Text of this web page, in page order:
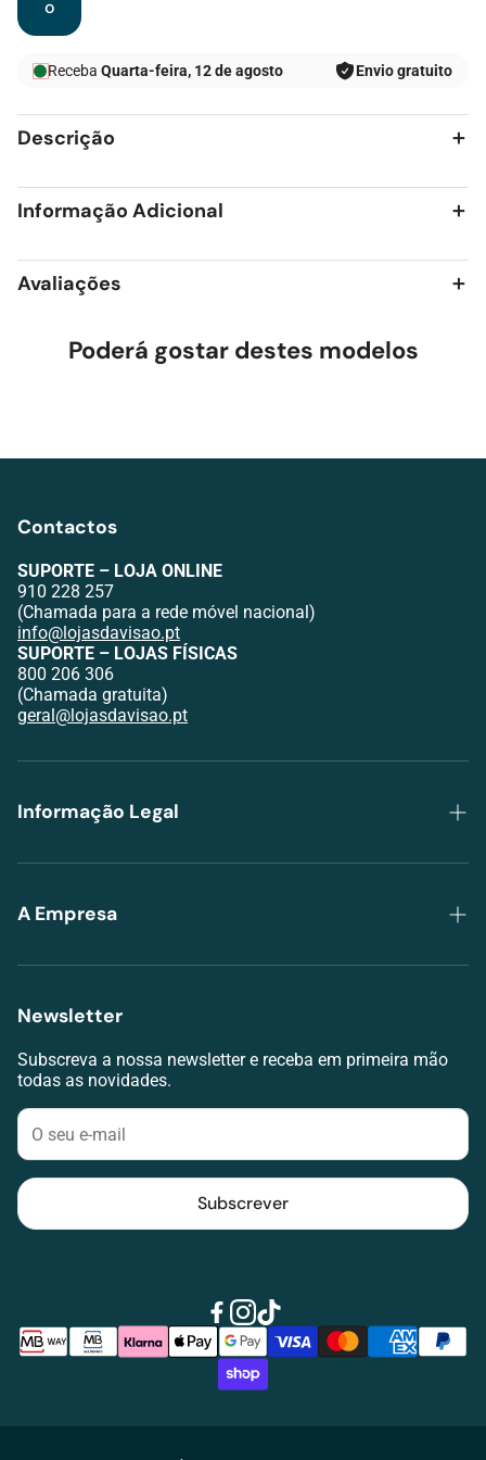
o
Receba Quarta-feira, 12 de agosto Envio gratuito
Descrição
Informação Adicional
Avaliações
Poderá gostar destes modelos
Contactos
SUPORTE – LOJA ONLINE
910 228 257
(Chamada para a rede móvel nacional)
info@lojasdavisao.pt
SUPORTE – LOJAS FÍSICAS
800 206 306
(Chamada gratuita)
geral@lojasdavisao.pt
Informação Legal
Política de Privacidade
Trocas e Devoluções
RAL
Livro de Reclamações
Klarna
A Empresa
Grupo Lojas da Visão
Lojas
Contacte-nos
Blog
Newsletter
Subscreva a nossa newsletter e receba em primeira mão
todas as novidades.
Subscrever